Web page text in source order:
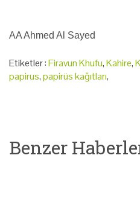
AA Ahmed Al Sayed
Etiketler :Firavun Khufu,Kahire,
papirus,papirüs kağıtları,
Benzer